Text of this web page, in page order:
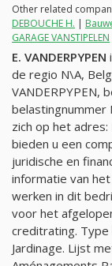
Other related
DEBOUCHE H. |
GARAGE VANSTIPELEN
E. VANDERPYPEN
de regio N\A,
VANDERPYPEN,
belastingnummer
zich op het adres:
bieden u een
juridische en
informatie van
werken in dit
voor het
creditrating.
Jardinage. Lijst